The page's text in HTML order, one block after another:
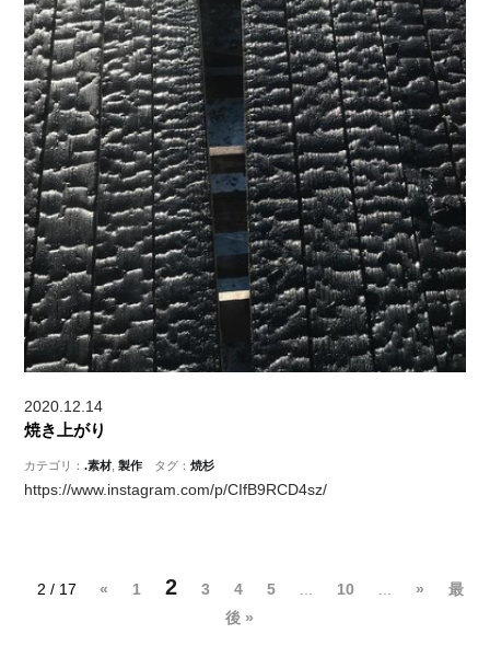
2020.12.14
焼き上がり
カテゴリ：.素材 ,製作 タグ：焼杉
https://www.instagram.com/p/CIfB9RCD4sz/
2 / 17 « 1 2 3 4 5 ... 10 ... »
最
後 »